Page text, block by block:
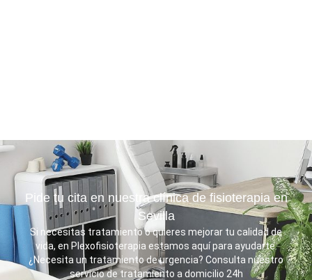
Pide tu cita en nuestra clínica de fisioterapia en
Sevilla
Si necesitas tratamiento o quieres mejorar tu calidad de
vida, en Plexofisioterapia estamos aquí para ayudarte.
¿Necesita un tratamiento de urgencia? Consulta nuestro
servicio de tratamiento a domicilio 24h